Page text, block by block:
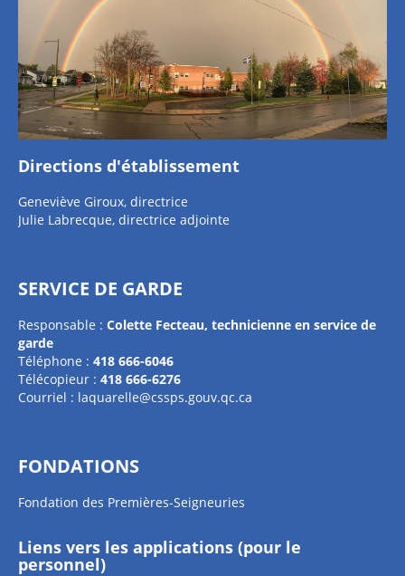
Directions d'établissement
Geneviève Giroux, directrice
Julie Labrecque, directrice adjointe
SERVICE DE GARDE
Responsable : Colette Fecteau, technicienne en service de
garde
Téléphone : 418 666-6046
Télécopieur : 418 666-6276
Courriel : laquarelle@cssps.gouv.qc.ca
FONDATIONS
Fondation des Premières-Seigneuries
Liens vers les applications (pour le
personnel)